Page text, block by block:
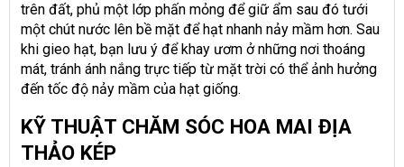
trên đất, phủ một lớp phấn mỏng để giữ ẩm sau đó tưới
một chút nước lên bề mặt để hạt nhanh nảy mầm hơn. Sau
khi gieo hạt, bạn lưu ý để khay ươm ở những nơi thoáng
mát, tránh ánh nắng trực tiếp từ mặt trời có thể ảnh hưởng
đến tốc độ nảy mầm của hạt giống.
KỸ THUẬT CHĂM SÓC HOA MAI ĐỊA
THẢO KÉP